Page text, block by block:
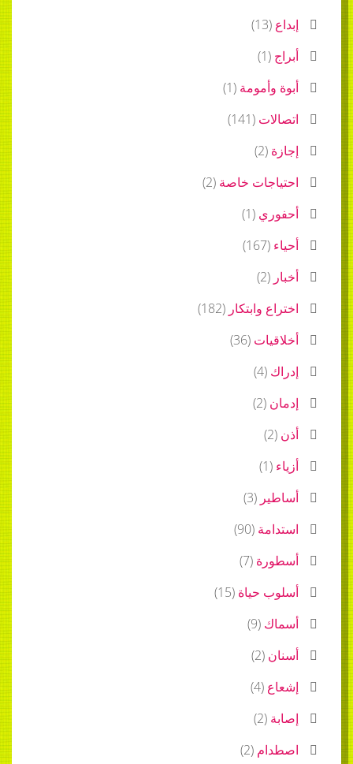
إبداع (
13
)
أبراج (
1
)
أبوة وأمومة (
1
)
اتصالات (
141
)
إجازة (
2
)
احتياجات خاصة (
2
)
أحفوري (
1
)
أحياء (
167
)
أخبار (
2
)
اختراع وابتكار (
182
)
أخلاقيات (
36
)
إدراك (
4
)
إدمان (
2
)
أذن (
2
)
أزياء (
1
)
أساطير (
3
)
استدامة (
90
)
أسطورة (
7
)
أسلوب حياة (
15
)
أسماك (
9
)
أسنان (
2
)
إشعاع (
4
)
إصابة (
2
)
اصطدام (
2
)